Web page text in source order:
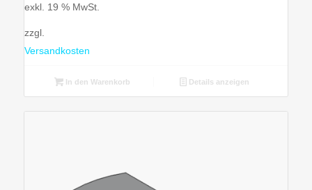
exkl. 19 % MwSt.
zzgl.
Versandkosten
In den Warenkorb Details anzeigen